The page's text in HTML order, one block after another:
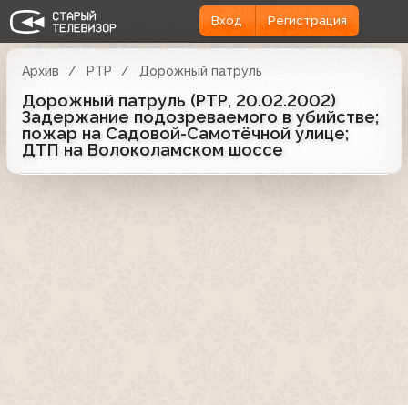
Вход Регистрация
Архив РТР Дорожный патруль
Дорожный патруль (РТР, 20.02.2002)
Задержание подозреваемого в убийстве;
пожар на Садовой-Самотёчной улице;
ДТП на Волоколамском шоссе